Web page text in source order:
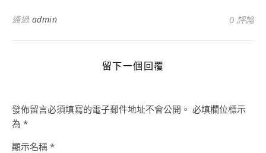
通過 admin 0 評論
留下一個回覆
發佈留言必須填寫的電子郵件地址不會公開。 必填欄位標示
為 *
顯示名稱 *